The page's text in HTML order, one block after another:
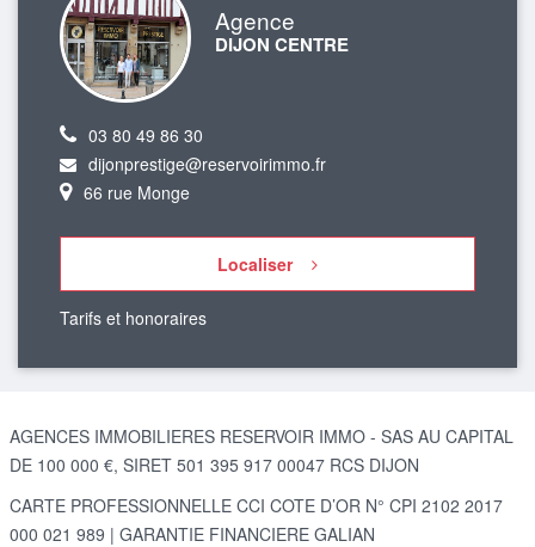
Agence
DIJON CENTRE
03 80 49 86 30
dijonprestige@reservoirimmo.fr
66 rue Monge
Localiser
Tarifs et honoraires
AGENCES IMMOBILIERES RESERVOIR IMMO - SAS AU CAPITAL
DE 100 000 €, SIRET 501 395 917 00047 RCS DIJON
CARTE PROFESSIONNELLE CCI COTE D’OR N° CPI 2102 2017
000 021 989 | GARANTIE FINANCIERE GALIAN